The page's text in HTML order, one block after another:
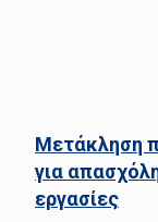
Μετάκληση
για
εργασίες